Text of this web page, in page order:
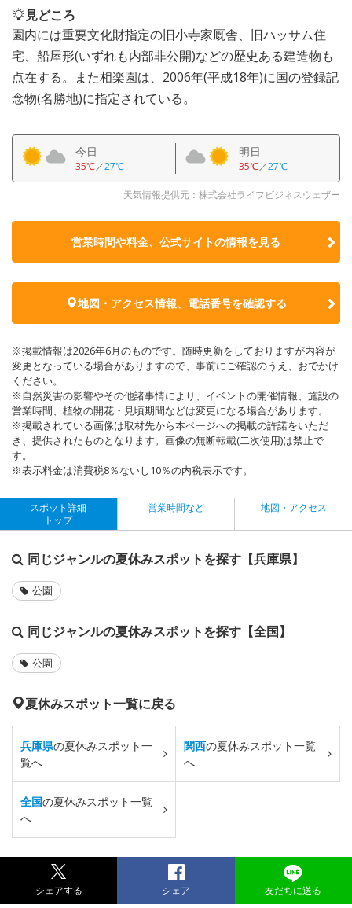
見どころ
園内には重要文化財指定の旧小寺家厩舎、旧ハッサム住
宅、船屋形(いずれも内部非公開)などの歴史ある建造物も
点在する。また相楽園は、2006年(平成18年)に国の登録記
念物(名勝地)に指定されている。
今日
35℃／27℃
明日
35℃／27℃
天気情報提供元：株式会社ライフビジネスウェザー
営業時間や料金、公式サイトの情報を見る
地図・アクセス情報、電話番号を確認する
※掲載情報は2026年6月のものです。随時更新をしておりますが内容が
変更となっている場合がありますので、事前にご確認のうえ、おでかけ
ください。
※自然災害の影響やその他諸事情により、イベントの開催情報、施設の
営業時間、植物の開花・見頃期間などは変更になる場合があります。
※掲載されている画像は取材先から本ページへの掲載の許諾をいただ
き、提供されたものとなります。画像の無断転載(二次使用)は禁止で
す。
※表示料金は消費税8％ないし10％の内税表示です。
スポット詳細
トップ
営業時間など 地図・アクセス
同じジャンルの夏休みスポットを探す【兵庫県】
公園
同じジャンルの夏休みスポットを探す【全国】
公園
夏休みスポット一覧に戻る
兵庫県の夏休みスポット一
覧へ
関西の夏休みスポット一覧
へ
全国の夏休みスポット一覧
へ
シェアする シェア 友だちに送る